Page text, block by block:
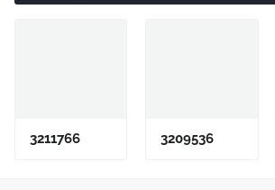
3211766 3209536